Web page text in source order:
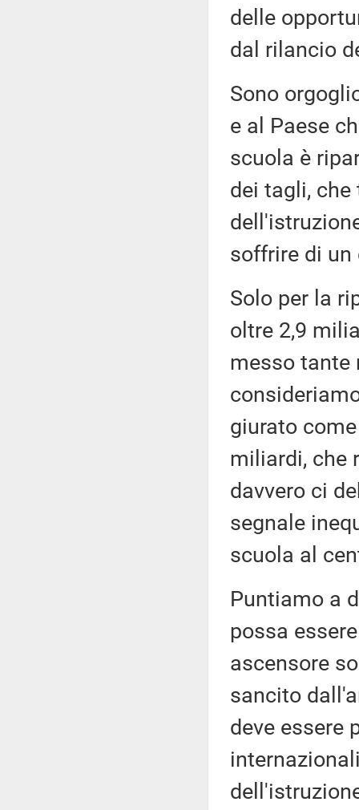
delle
dal rilancio
Sono
e al Paese
scuola è
dei tagli,
soffrire di
Solo per la
oltre 2,9
messo tante
giurato
miliardi, che
davvero ci
segnale
scuola al
Puntiamo a
possa
ascensore
sancito
deve essere